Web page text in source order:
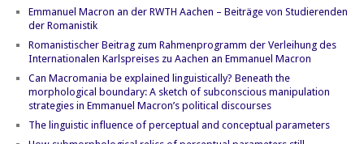
Emmanuel Macron an der RWTH Aachen – Beiträge von Studierenden
der Romanistik
Romanistischer Beitrag zum Rahmenprogramm der Verleihung des
Internationalen Karlspreises zu Aachen an Emmanuel Macron
Can Macromania be explained linguistically? Beneath the
morphological boundary: A sketch of subconscious manipulation
strategies in Emmanuel Macron’s political discourses
The linguistic influence of perceptual and conceptual parameters